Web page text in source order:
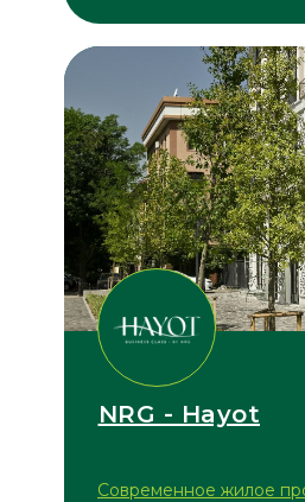
NRG - Hayot
Современное жилое